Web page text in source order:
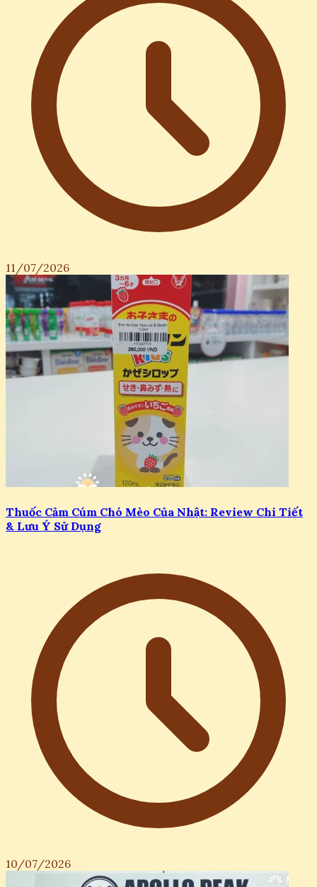
11/07/2026
Thuốc Cảm Cúm Chó Mèo Của Nhật: Review Chi Tiết
& Lưu Ý Sử Dụng
10/07/2026